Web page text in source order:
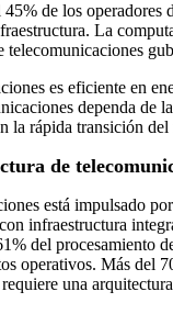
de los
La
es eficiente en
dependa
la rápida transición
de
está impulsado
infraestructura
del procesamiento
operativos. Más del
una